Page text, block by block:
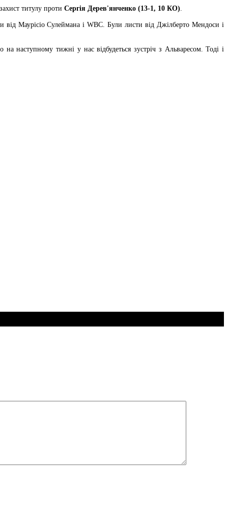
титулу проти Сергія Дерев'янченко (13-1, 10 КО)
Маурісіо Сулеймана і WBC. Були листи від Джілберто Мендоси і
тижні у нас відбудеться зустріч з Альваресом. Тоді і